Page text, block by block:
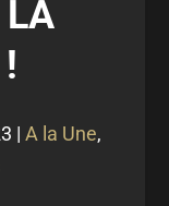
| A la Une,